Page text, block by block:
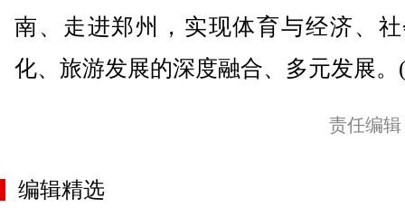
南、走进郑州，实现体育与经济、
化、旅游发展的深度融合、多元发展。
责任编
编辑精选